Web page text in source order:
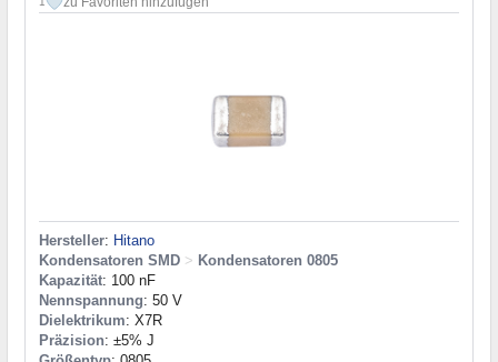
Hersteller: Hitano
Kondensatoren SMD > Kondensatoren 0805
Kapazität: 100 nF
Nennspannung: 50 V
Dielektrikum: X7R
Präzision: ±5% J